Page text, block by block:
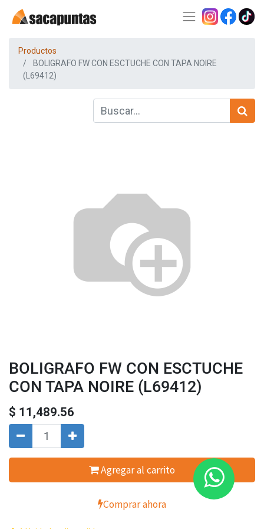
Productos
BOLIGRAFO FW CON ESCTUCHE CON TAPA NOIRE
(L69412)
BOLIGRAFO FW CON ESCTUCHE
CON TAPA NOIRE (L69412)
$ 11,489.56
Agregar al carrito
Comprar ahora